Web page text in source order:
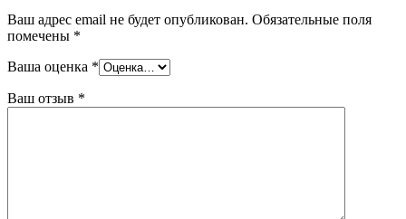
Ваш адрес email не будет опубликован. Обязательные поля
помечены *
Ваша оценка *
Ваш отзыв *